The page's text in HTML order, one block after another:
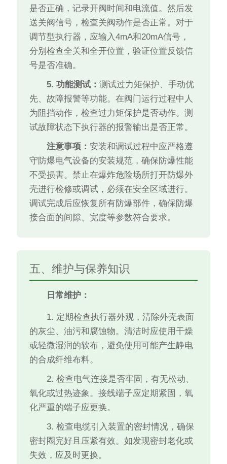
是否正确，记录开阀时间和电流值。然后发
送关阀信号，检查关阀动作是否正常。对于
调节型执行器，应输入4mA和20mA信号，
分别检查全关和全开位置，验证位置反馈信
号是否准确。
5. 功能测试：测试过力矩保护、手动优
先、故障报警等功能。在阀门运行过程中人
为阻挡动作，检查过力矩保护是否动作。测
试故障状态下执行器的报警输出是否正常。
注意事项：安装和调试过程中应严格遵
守防爆电气设备的安装规范，确保防爆性能
不受损害。禁止在爆炸危险场所打开防爆外
壳进行检修或调试，必须在安全区域进行。
调试完成后应恢复所有防爆部件，确保防爆
接合面的间隙、宽度等参数符合要求。
五、维护与保养知识
日常维护：
1. 定期检查执行器外观，清除外壳表面
的灰尘、油污和腐蚀物。清洁时应使用干燥
或轻微湿润的软布，避免使用可能产生静电
的合成纤维布料。
2. 检查电气连接是否牢固，有无松动、
氧化或过热迹象。接线端子应定期紧固，氧
化严重的端子应更换。
3. 检查电缆引入装置的密封情况，确保
密封圈完好且压紧有效。如发现密封老化或
失效，应及时更换。